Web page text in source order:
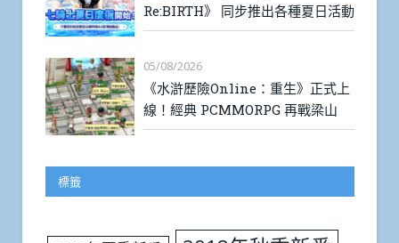
Re:BIRTH》 同步推出各種夏日活動
05/08/2026
《水滸歷險Online：重生》正式上
線！經典 PCMMORPG 再戰梁山
標籤